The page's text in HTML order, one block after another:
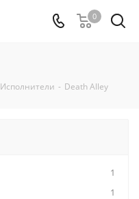
0
Исполнители - Death Alley
1
1